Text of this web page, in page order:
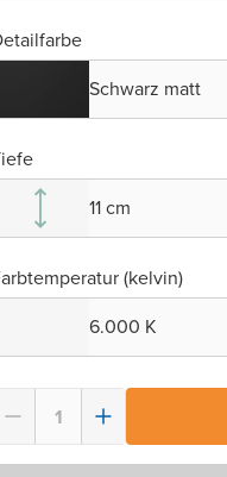
Schwarz matt
11 cm
(kelvin)
6.000 K